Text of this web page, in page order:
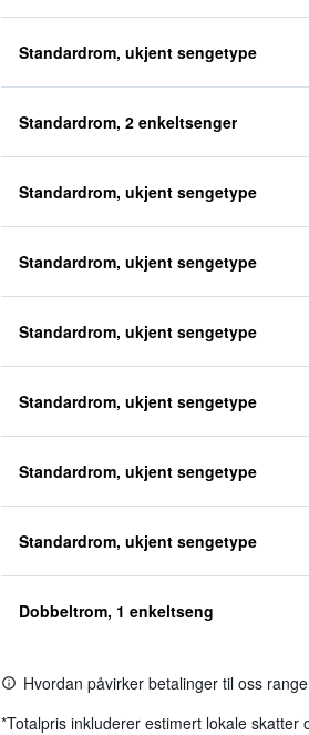
Standardrom, ukjent sengetype
Standardrom, 2 enkeltsenger
Standardrom, ukjent sengetype
Standardrom, ukjent sengetype
Standardrom, ukjent sengetype
Standardrom, ukjent sengetype
Standardrom, ukjent sengetype
Standardrom, ukjent sengetype
Dobbeltrom, 1 enkeltseng
Hvordan påvirker betalinger til oss
*Totalpris inkluderer estimert lokale